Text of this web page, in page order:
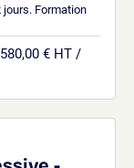
Formation
€ HT /